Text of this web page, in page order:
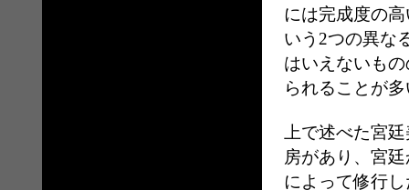
には完成度の
いう2つの異な
はいえないも
られることが
上で述べた宮
房があり、宮
によって修行